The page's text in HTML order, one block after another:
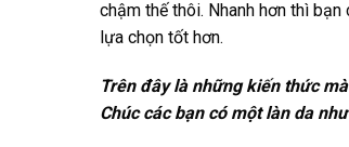
chậm thế thôi. Nhanh hơn thì
lựa chọn tốt hơn.
Trên đây là những kiến thức
Chúc các bạn có một làn da